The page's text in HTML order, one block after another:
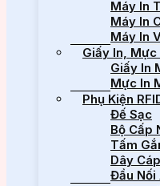
Máy In
Máy In
Máy In
Giấy In, Mực
Giấy In
Mực In
Phụ Kiện
Đế Sạc
Bộ Cấp
Tấm
Dây Cáp
Đầu Nối